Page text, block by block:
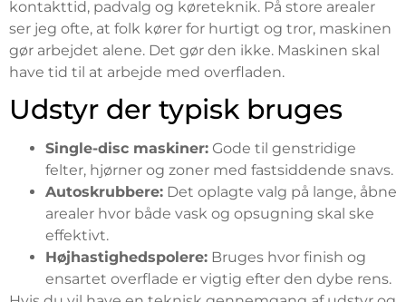
kontakttid, padvalg og køreteknik. På store arealer
ser jeg ofte, at folk kører for hurtigt og tror, maskinen
gør arbejdet alene. Det gør den ikke. Maskinen skal
have tid til at arbejde med overfladen.
Udstyr der typisk bruges
Single-disc maskiner: Gode til genstridige
felter, hjørner og zoner med fastsiddende snavs.
Autoskrubbere: Det oplagte valg på lange, åbne
arealer hvor både vask og opsugning skal ske
effektivt.
Højhastighedspolere: Bruges hvor finish og
ensartet overflade er vigtig efter den dybe rens.